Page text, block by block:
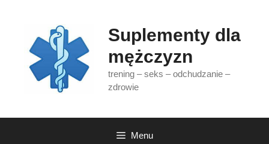
Suplementy dla
mężczyzn
trening – seks – odchudzanie –
zdrowie
Menu